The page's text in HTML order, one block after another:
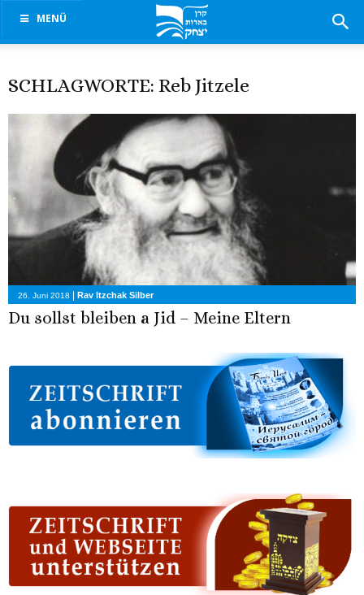
MENÜ
SCHLAGWORTE: Reb Jitzele
26. Juni 2018 Rav Itzchak Silber
Du sollst bleiben a Jid – Meine Eltern